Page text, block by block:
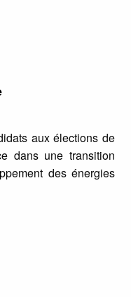
aux élections de
dans une transition
des énergies